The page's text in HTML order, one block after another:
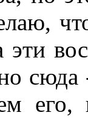
эти